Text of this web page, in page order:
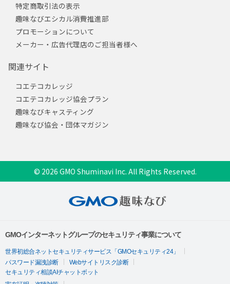
特定商取引法の表示
趣味なびエシカル消費推進部
プロモーションについて
メーカー・広告代理店のご担当者様へ
関連サイト
コエテコカレッジ
コエテコカレッジ協会プラン
趣味なびキャスティング
趣味なび協会・団体マガジン
© 2026 GMO Shuminavi Inc. All Rights Reserved.